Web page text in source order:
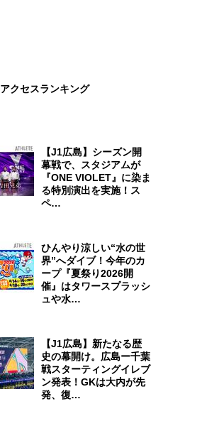
アクセスランキング
【J1広島】シーズン開
幕戦で、スタジアムが
『ONE VIOLET』に染ま
る特別演出を実施！ス
ペ…
ひんやり涼しい“水の世
界”へダイブ！今年のカ
ープ『夏祭り2026開
催』はタワースプラッシ
ュや水…
【J1広島】新たなる歴
史の幕開け。広島ー千葉
戦スターティングイレブ
ン発表！GKは大内が先
発、復…